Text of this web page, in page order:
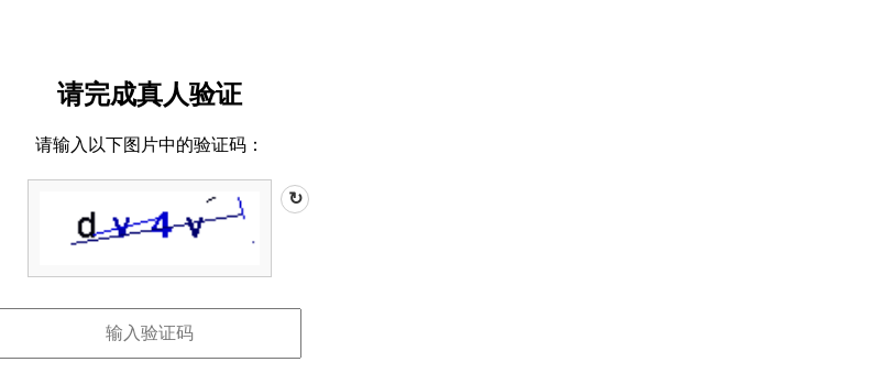
请完成真人验证
请输入以下图片中的验证码：
↻